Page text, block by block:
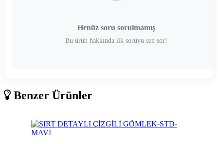
Henüz soru sorulmamış
Bu ürün hakkında ilk soruyu sen sor!
Benzer Ürünler